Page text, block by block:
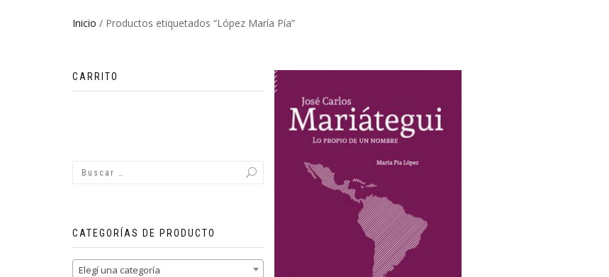
Inicio / Productos etiquetados “López María Pía”
CARRITO
CATEGORÍAS DE PRODUCTO
Elegí una categoría